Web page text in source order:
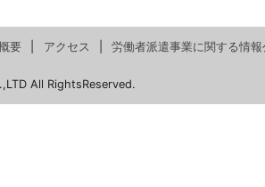
要 アクセス 労働者派遣事業に関する情
All RightsReserved.